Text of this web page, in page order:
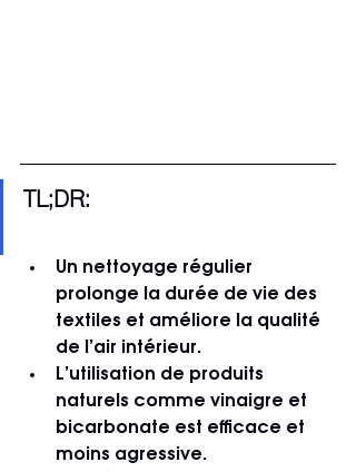
TL;DR:
Un nettoyage régulier
prolonge la durée de vie des
textiles et améliore la qualité
de l’air intérieur.
L’utilisation de produits
naturels comme vinaigre et
bicarbonate est efficace et
moins agressive.